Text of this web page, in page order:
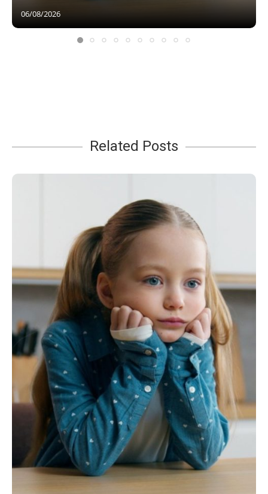
06/08/2026
Related Posts